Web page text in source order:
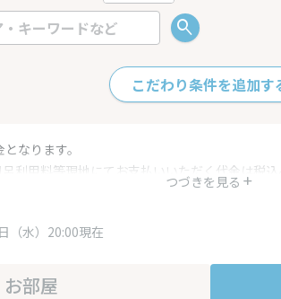
こだわり条件を追加す
つづきを見る
なります。
利用料等現地にてお支払いいただく代金は税
（水）20:00現在
お部屋